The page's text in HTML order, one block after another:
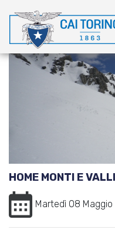
HOME MONTI E VALLI
Martedì 08 Maggio